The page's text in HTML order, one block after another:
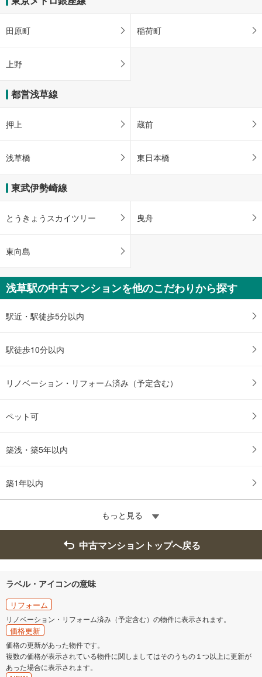
２丁目、吾妻橋１丁目、東駒形１丁目
駒形橋、隅田川、本所保健センター
園、すみだリバーサイドホール、はきもの問屋街、雷門２丁目
浅草演芸ホール、浅草観音、浅草公園、浅草公会堂、浅草公証役場、浅草神
浅草寺、台東区役所雷門地区センター（区民館）、つくばエクスプレス浅草
Ａ５出口
台東区民会館、東武スカイツリーライン浅草駅、ヴィアイン浅草、松屋浅草、
新仲見世、浅草寺、雷門、浅草公会堂、隅田公園、桜橋、言問橋、すみだリバ
正面口（東武）
門、浅草公会堂
・ＡＥＤ
各ホーム⇔松屋・隅田公園方面改札
・ＡＥＤ
【東京都交通局】
・ＡＥＤ
る
田原町 稲荷町
上野
都営浅草線
押上 蔵前
浅草橋 東日本橋
東武伊勢崎線
とうきょうスカイツリー 曳舟
東向島
浅草駅の中古マンションを他のこだわりから探す
駅近・駅徒歩5分以内
駅徒歩10分以内
リノベーション・リフォーム済み（予定含む）
ペット可
築浅・築5年以内
築1年以内
もっと見る
中古マンショントップへ戻る
ラベル・アイコンの意味
リフォーム
リノベーション・リフォーム済み（予定含む）の物件に表示されます。
価格更新
価格の更新があった物件です。
複数の価格が表示されている物件に関しましてはそのうちの１つ以上に更新が
あった場合に表示されます。